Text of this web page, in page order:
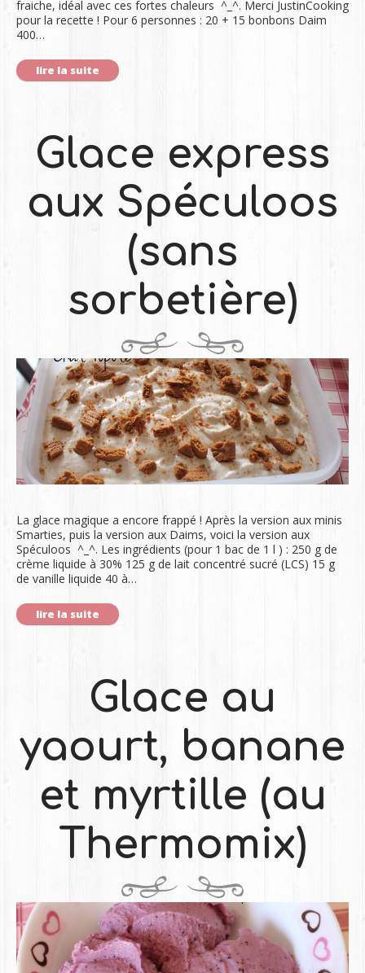
fraiche, idéal avec ces fortes chaleurs ^_^. Merci JustinCooking
pour la recette ! Pour 6 personnes : 20 + 15 bonbons Daim
400…
lire la suite
Glace express
aux Spéculoos
(sans
sorbetière)
La glace magique a encore frappé ! Après la version aux minis
Smarties, puis la version aux Daims, voici la version aux
Spéculoos ^_^. Les ingrédients (pour 1 bac de 1 l ) : 250 g de
crème liquide à 30% 125 g de lait concentré sucré (LCS) 15 g
de vanille liquide 40 à…
lire la suite
Glace au
yaourt, banane
et myrtille (au
Thermomix)